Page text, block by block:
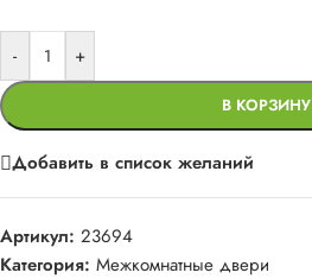
- +
В КОРЗИНУ
Добавить в список желаний
Артикул: 23694
Категория: Межкомнатные двери